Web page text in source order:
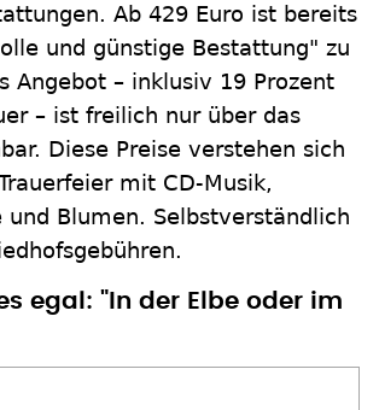
Ab 429 Euro ist bereits
und günstige Bestattung" zu
Angebot – inklusiv 19 Prozent
– ist freilich nur über das
Diese Preise verstehen sich
mit CD-Musik,
und Blumen. Selbstverständlich
egal: "In der Elbe oder im